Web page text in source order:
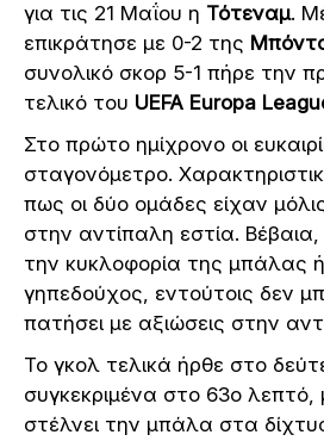
για τις 21 Μαΐου η Τότεναμ.
επικράτησε με 0-2 της
συνολικό σκορ 5-1 πήρε την
τελικό του UEFA Europa
Στο πρώτο ημίχρονο οι
σταγονόμετρο.
πως οι δύο ομάδες είχαν
στην αντίπαλη εστία. Βέβαια,
την κυκλοφορία της μπάλας
γηπεδούχος, εντούτοις δεν
πατήσει με αξιώσεις στην
Το γκολ τελικά ήρθε στο
συγκεκριμένα στο 63ο
στέλνει την μπάλα στα